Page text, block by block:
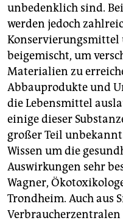
unbedenklich sind.
werden jedoch
Konservierungsmittel
beigemischt, um
Materialien zu
Abbauprodukte und
die Lebensmittel
einige dieser
großer Teil
Wissen um die
Auswirkungen sehr
Wagner,
Trondheim. Auch aus
Verbraucherzentralen